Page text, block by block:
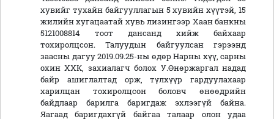
хувийг тухайн байгууллагын 5 хувийн хүүтэй, 15
жилийн хугацаатай хувь лизингээр Хаан банкны
5121008814 тоот дансанд хийж байхаар
тохиролцсон. Талуудын байгуулсан гэрээнд
заасны дагуу 2019.09.25-ны өдөр Нарны хүү, сарны
охин ХХК, захиалагч болох У.Өнөржаргал надад
байр ашиглалтад орж, түлхүүр гардуулахаар
харилцан тохиролцсон боловч өнөөдрийн
байдлаар барилга баригдаж эхлээгүй байна.
Яагаад баригдахгүй байгаа талаар олон удаа